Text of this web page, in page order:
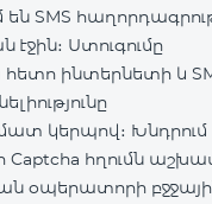
SMS
էջին։ Ստուգումը
հետո ինտերնետի և
կերպով։ Խնդրում
Captcha հղումն
օպերատորի